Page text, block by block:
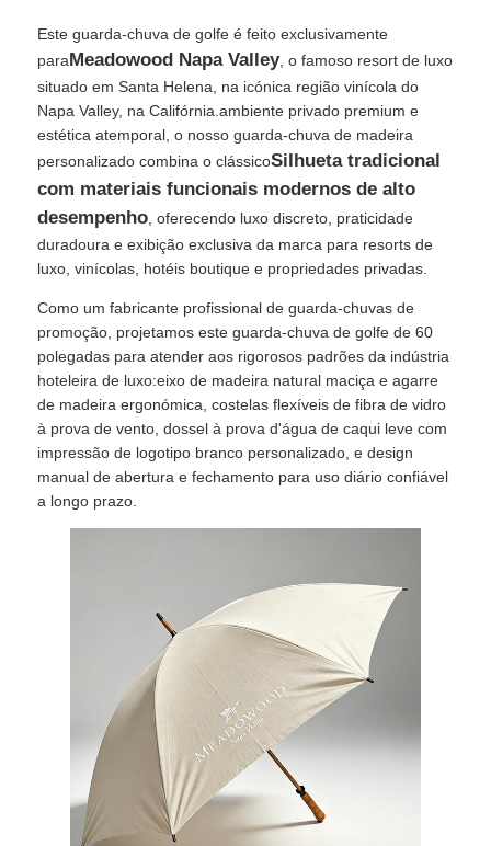
Produtos
Quem Somos
Fábrica
Controle de Qualidade
Fale Conosco
Todos os casos
Pedir um orçamento
guarda-chuvas do golfe
Este guarda-chuva de golfe é feito exclusivamente
paraMeadowood Napa Valley, o famoso resort de luxo
situado em Santa Helena, na icónica região vinícola do
Napa Valley, na Califórnia.ambiente privado premium e
estética atemporal, o nosso guarda-chuva de madeira
personalizado combina o clássicoSilhueta tradicional
com materiais funcionais modernos de alto
desempenho , oferecendo luxo discreto, praticidade
duradoura e exibição exclusiva da marca para resorts de
luxo, vinícolas, hotéis boutique e propriedades privadas.
Como um fabricante profissional de guarda-chuvas de
promoção, projetamos este guarda-chuva de golfe de 60
polegadas para atender aos rigorosos padrões da indústria
hoteleira de luxo:eixo de madeira natural maciça e agarre
de madeira ergonómica, costelas flexíveis de fibra de vidro
à prova de vento, dossel à prova d'água de caqui leve com
impressão de logotipo branco personalizado, e design
manual de abertura e fechamento para uso diário confiável
a longo prazo.